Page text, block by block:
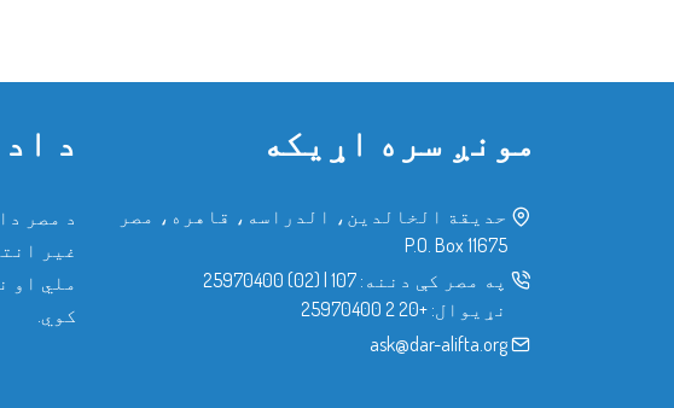
مونږ سره اړیکه
حدیقة الخالدین، الدراسه، قاهره، مصر
P.O. Box 11675
په مصر کې دننه: 107
|
(02) 25970400
نړیوال: +20 2 25970400
ask@dar-alifta.org
د
د مصر
غیر
ملي او
کوي.